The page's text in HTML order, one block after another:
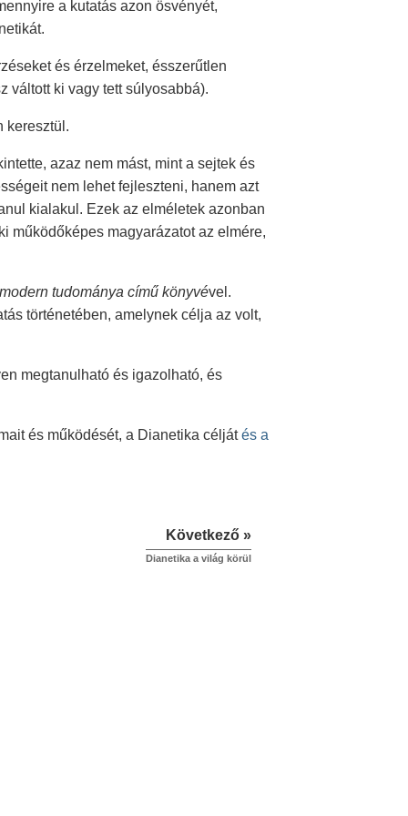
a kutatás azon ösvényét,
és érzelmeket, ésszerűtlen
váltott ki vagy tett súlyosabbá).
keresztül.
azaz nem mást, mint a sejtek és
nem lehet fejleszteni, hanem azt
kialakul. Ezek az elméletek azonban
működőképes magyarázatot az elmére,
tudománya című könyvével.
történetében, amelynek célja az volt,
megtanulható és igazolható, és
és működését, a Dianetika céljátés a
Következő »
Dianetika a világ körül